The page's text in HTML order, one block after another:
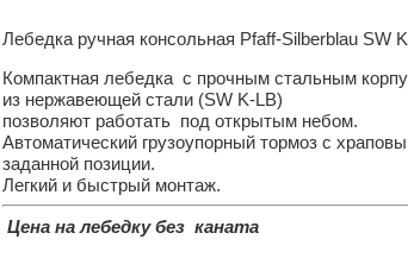
Лебедка ручная консольная Pfaff-Silberblau SW
Компактная лебедка с прочным стальным
из нержавеющей стали (SW K-LB)
позволяют работать под открытым небом.
Автоматический грузоупорный тормоз с
заданной позиции.
Легкий и быстрый монтаж.
Цена на лебедку без каната